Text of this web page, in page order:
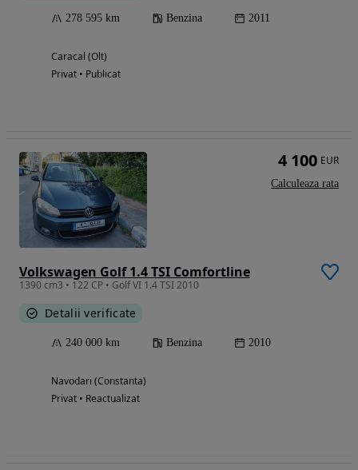
278 595 km Benzina 2011
Caracal (Olt)
Privat • Publicat
Volkswagen Golf 1.4 TSI Comfortline
1390 cm3 • 122 CP • Golf VI 1.4 TSI 2010
Detalii verificate
240 000 km Benzina 2010
Navodari (Constanta)
Privat • Reactualizat
4 100 EUR
Calculeaza rata